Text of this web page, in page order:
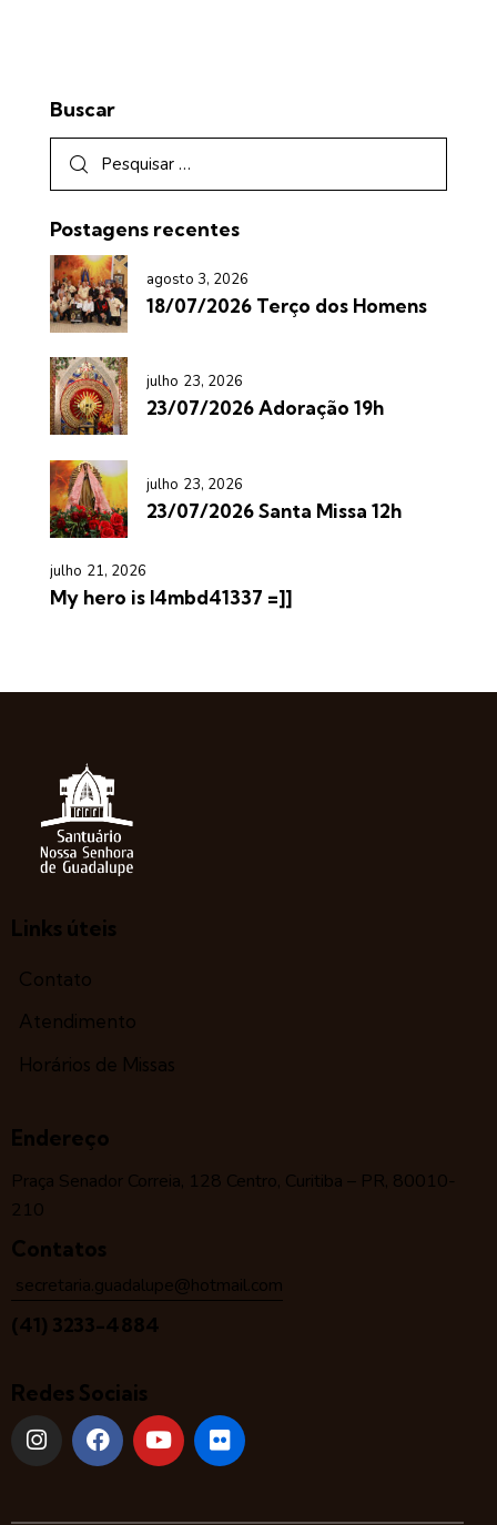
Buscar
Postagens recentes
agosto 3, 2026
18/07/2026 Terço dos Homens
julho 23, 2026
23/07/2026 Adoração 19h
julho 23, 2026
23/07/2026 Santa Missa 12h
julho 21, 2026
My hero is l4mbd41337 =]]
Links úteis
Contato
Atendimento
Horários de Missas
Endereço
Praça Senador Correia, 128 Centro, Curitiba – PR, 80010-
210
Contatos
secretaria.guadalupe@hotmail.com
(41) 3233-4884
Redes Sociais